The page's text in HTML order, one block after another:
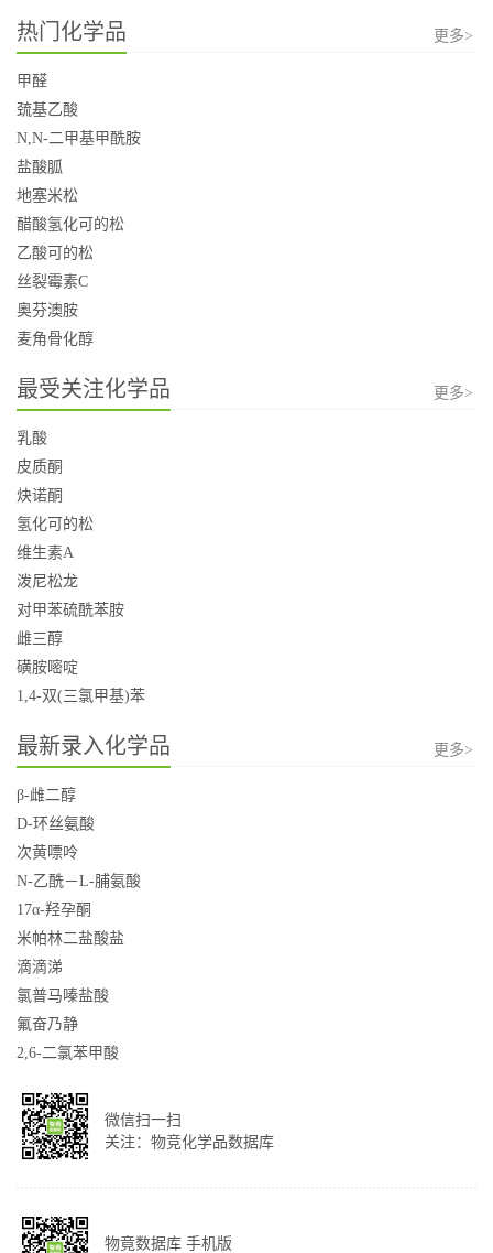
热门化学品 更多>
甲醛
巯基乙酸
N,N-二甲基甲酰胺
盐酸胍
地塞米松
醋酸氢化可的松
乙酸可的松
丝裂霉素C
奥芬澳胺
麦角骨化醇
最受关注化学品 更多>
乳酸
皮质酮
炔诺酮
氢化可的松
维生素A
泼尼松龙
对甲苯硫酰苯胺
雌三醇
磺胺嘧啶
1,4-双(三氯甲基)苯
最新录入化学品 更多>
β-雌二醇
D-环丝氨酸
次黄嘌呤
N-乙酰－L-脯氨酸
17α-羟孕酮
米帕林二盐酸盐
滴滴涕
氯普马嗪盐酸
氟奋乃静
2,6-二氯苯甲酸
微信扫一扫
关注：物竞化学品数据库
物竟数据库 手机版